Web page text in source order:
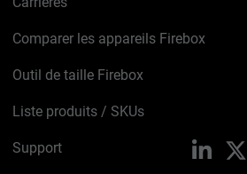
Comparer les appareils Firebox
Outil de taille Firebox
Liste produits / SKUs
Support